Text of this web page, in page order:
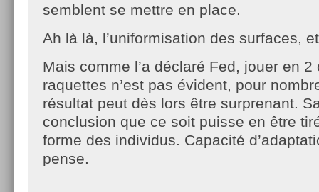
semblent se mettre en place.
Ah là là, l’uniformisation des surfaces,
Mais comme l’a déclaré Fed, jouer en
raquettes n’est pas évident, pour
résultat peut dès lors être surprenant.
conclusion que ce soit puisse en être
forme des individus. Capacité
pense.